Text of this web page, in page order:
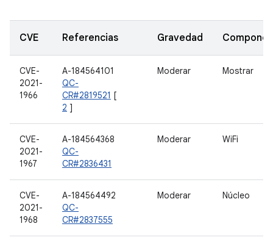
CVE Referencias Gravedad
CVE-
2021-
1966
A-184564101
QC-
CR#2819521 [
2 ]
Moderar Mostrar
CVE-
2021-
1967
A-184564368
QC-
CR#2836431
Moderar WiFi
CVE-
2021-
1968
A-184564492
QC-
CR#2837555
Moderar Núcleo